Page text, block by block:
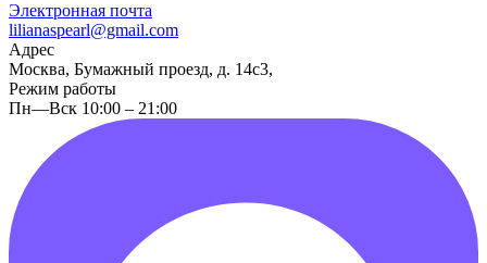
Электронная почта
lilianaspearl@gmail.com
Адрес
Москва, Бумажный проезд, д. 14с3,
Режим работы
Пн—Вск 10:00 – 21:00